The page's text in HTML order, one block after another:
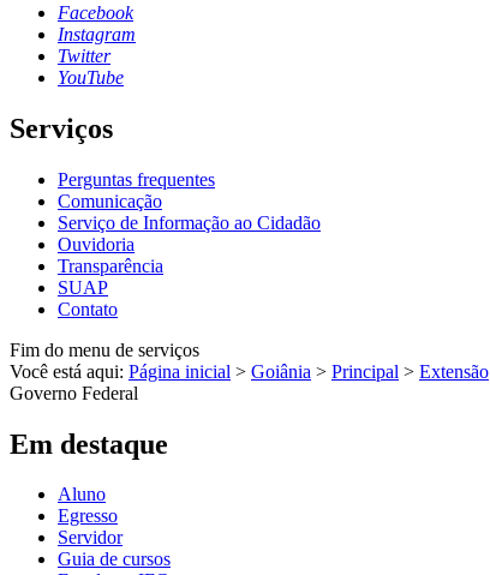
Facebook
Instagram
Twitter
YouTube
Serviços
Perguntas frequentes
Comunicação
Serviço de Informação ao Cidadão
Ouvidoria
Transparência
SUAP
Contato
Fim do menu de serviços
Você está aqui: Página inicial > Goiânia > Principal > Extensão
Governo Federal
Em destaque
Aluno
Egresso
Servidor
Guia de cursos